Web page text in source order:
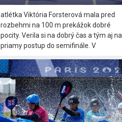
atlétka Viktória Forsterová mala pred
rozbehmi na 100 m prekážok dobré
pocity. Verila si na dobrý čas a tým aj na
priamy postup do semifinále. V
nesadlo a musí tak absolvovať opravný
beh.